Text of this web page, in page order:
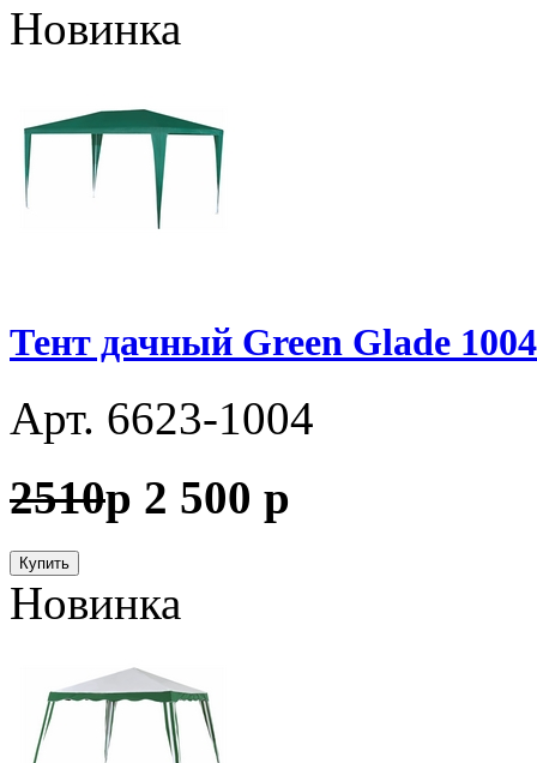
Новинка
Тент дачный Green Glade
Арт. 6623-1004
2510p 2 500 p
Купить
Новинка